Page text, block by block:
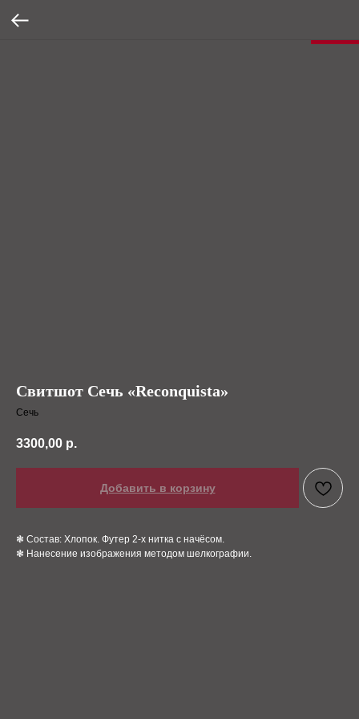
Свитшот Сечь «Reconquista»
Сечь
3300,00 р.
Добавить в корзину
❃ Состав: Хлопок. Футер 2-х нитка с начёсом.
❃ Нанесение изображения методом шелкографии.